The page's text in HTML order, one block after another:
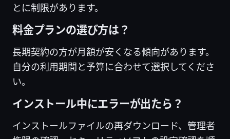
とに制限があります。
料金プランの選び方は？
長期契約の方が月額が安くなる傾向があります。
自分の利用期間と予算に合わせて選択してくださ
い。
インストール中にエラーが出たら？
インストールファイルの再ダウンロード、管理者